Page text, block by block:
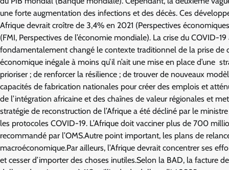
une forte augmentation des infections et des décès. Ces
Afrique devrait croître de 3,4% en 2021 (Perspectives
(FMI, Perspectives de l’économie mondiale). La crise du COVID-
fondamentalement changé le contexte traditionnel de la prise de
économique inégale à moins qu’il n’ait une mise en place d’une
prioriser ; de renforcer la résilience ; de trouver de nouveaux
capacités de fabrication nationales pour créer des emplois et
de l’intégration africaine et des chaînes de valeur régionales et
stratégie de reconstruction de l’Afrique a été décliné par le
les protocoles COVID-19. L’Afrique doit vacciner plus de 700
recommandé par l’OMS.Autre point important, les plans de
macroéconomique.Par ailleurs, l’Afrique devrait concentrer ses
et cesser d’importer des choses inutiles.Selon la BAD, la facture